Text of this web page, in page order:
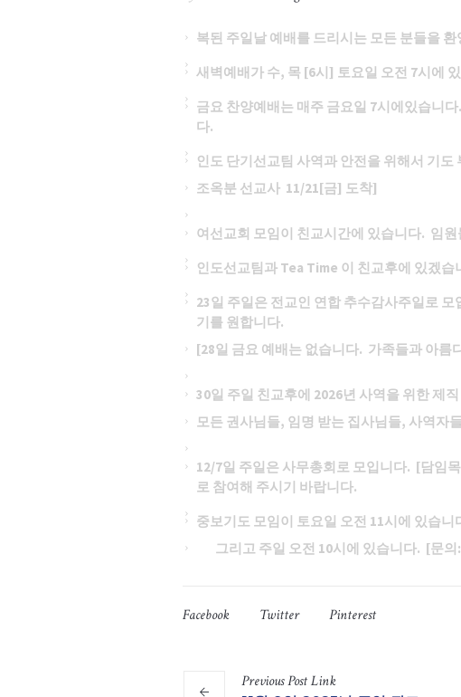
복된 주일날 예배를 드리시는 모든 분들을
새벽예배가 수, 목 [6시] 토요일 오전 7시에
금요 찬양예배는 매주 금요일 7시에있습니
다.
인도 단기선교팀 사역과 안전을 위해서 기도
조옥분 선교사 11/21[금] 도착]
여선교회 모임이 친교시간에 있습니다. 임
인도선교팀과 Tea Time 이 친교후에 있겠
23일 주일은 전교인 연합 추수감사주일로
기를 원합니다.
[28일 금요 예배는 없습니다. 가족들과 아름
30일 주일 친교후에 2026년 사역을 위한 제
모든 권사님들, 임명 받는 집사님들, 사역자
12/7일 주일은 사무총회로 모입니다. [담임
로 참여해 주시기 바랍니다.
중보기도 모임이 토요일 오전 11시에 있습
그리고 주일 오전 10시에 있습니다. [문의
Facebook Twitter Pinterest
PreviousPostLink